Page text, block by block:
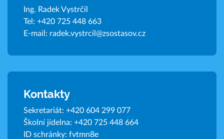
Ing. Radek Vystrčil
Tel: +420 725 448 663
E-mail: radek.vystrcil@zsostasov.cz
Kontakty
Sekretariát: +420 604 299 077
Školní jídelna: +420 725 448 664
ID schránky: fvtmn8e